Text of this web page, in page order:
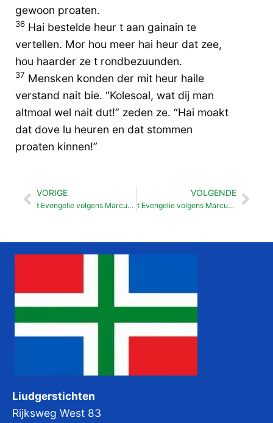
gewoon proaten.
36 Hai bestelde heur t aan gainain te
vertellen. Mor hou meer hai heur dat zee,
hou haarder ze t rondbezuunden.
37 Mensken konden der mit heur haile
verstand nait bie. “Kolesoal, wat dij man
altmoal wel nait dut!” zeden ze. “Hai moakt
dat dove lu heuren en dat stommen
proaten kinnen!”
Vorige
VORIGE
t Evengelie volgens Marcus 06
VOLGENDE
t Evengelie volgens Marcus 08
Liudgerstichten
Rijksweg West 83